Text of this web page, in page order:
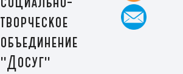
творческое
объединение
"Досуг"